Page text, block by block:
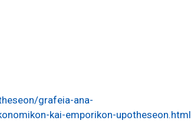
grafeia-ana-
kai-emporikon-upotheseon.html